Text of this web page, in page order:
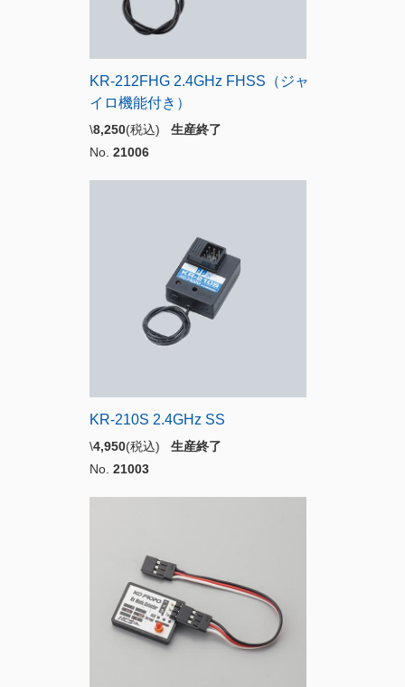
KR-212FHG 2.4GHz FHSS（ジャ
イロ機能付き）
\8,250(税込) 生産終了
No. 21006
KR-210S 2.4GHz SS
\4,950(税込) 生産終了
No. 21003